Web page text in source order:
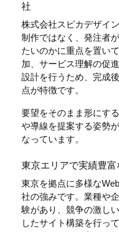
社
株式会社スピカデザイ
制作ではなく、発注者
たいのかに重点を置い
加、サービス理解の促
設計を行うため、完成
点が特徴です。
要望をそのまま形にす
や導線を提案する姿勢
なっています。
東京エリアで実績豊
東京を拠点に多様な
社の強みです。業種や
験があり、競争の激し
したサイト構築を行っ